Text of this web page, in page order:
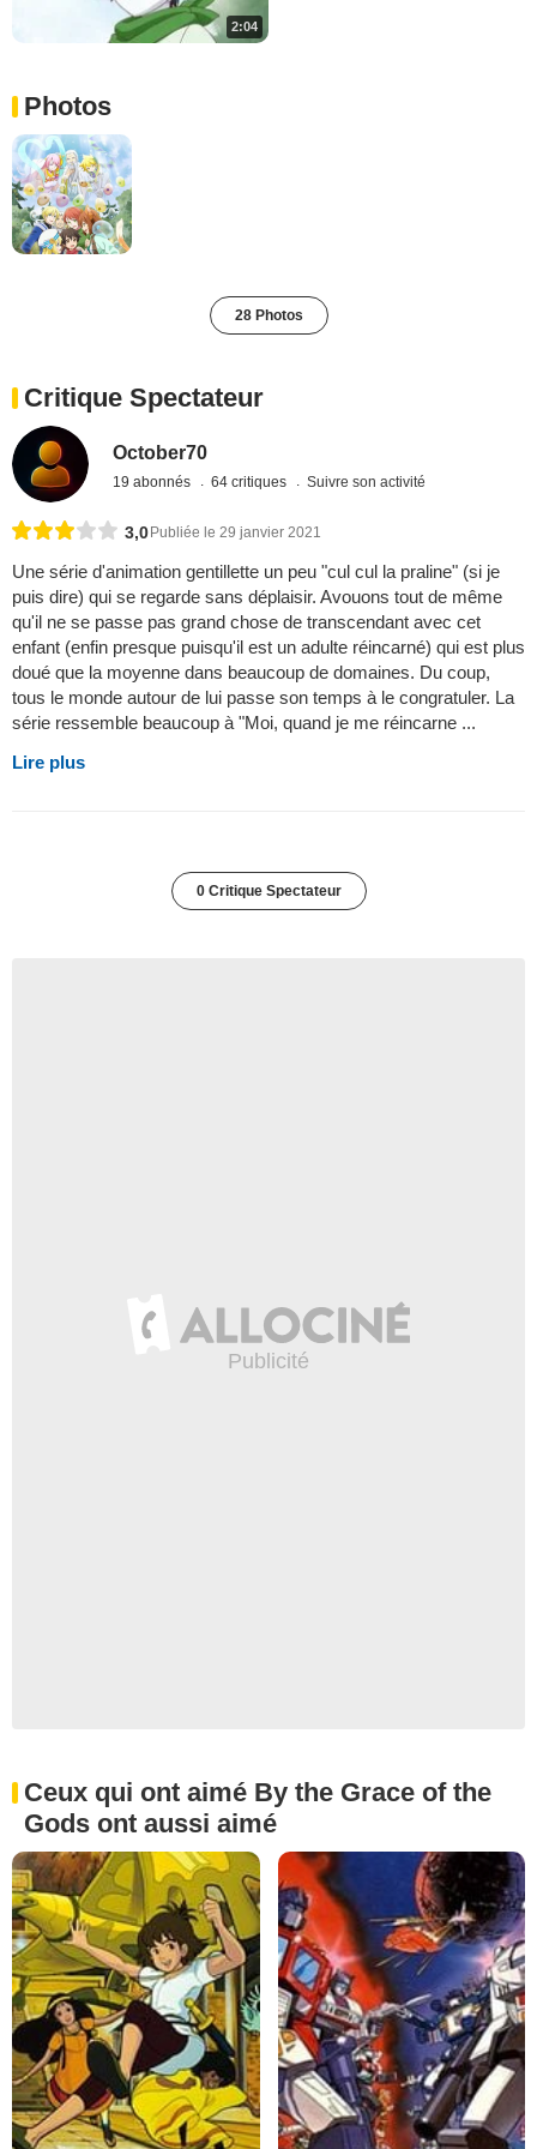
2:04
Photos
28 Photos
Critique Spectateur
October70
19 abonnés 64 critiques Suivre son activité
3,0Publiée le 29 janvier 2021
Une série d'animation gentillette un peu "cul cul la praline" (si je
puis dire) qui se regarde sans déplaisir. Avouons tout de même
qu'il ne se passe pas grand chose de transcendant avec cet
enfant (enfin presque puisqu'il est un adulte réincarné) qui est plus
doué que la moyenne dans beaucoup de domaines. Du coup,
tous le monde autour de lui passe son temps à le congratuler. La
série ressemble beaucoup à "Moi, quand je me réincarne ...
Lire plus
0 Critique Spectateur
Ceux qui ont aimé By the Grace of the
Gods ont aussi aimé